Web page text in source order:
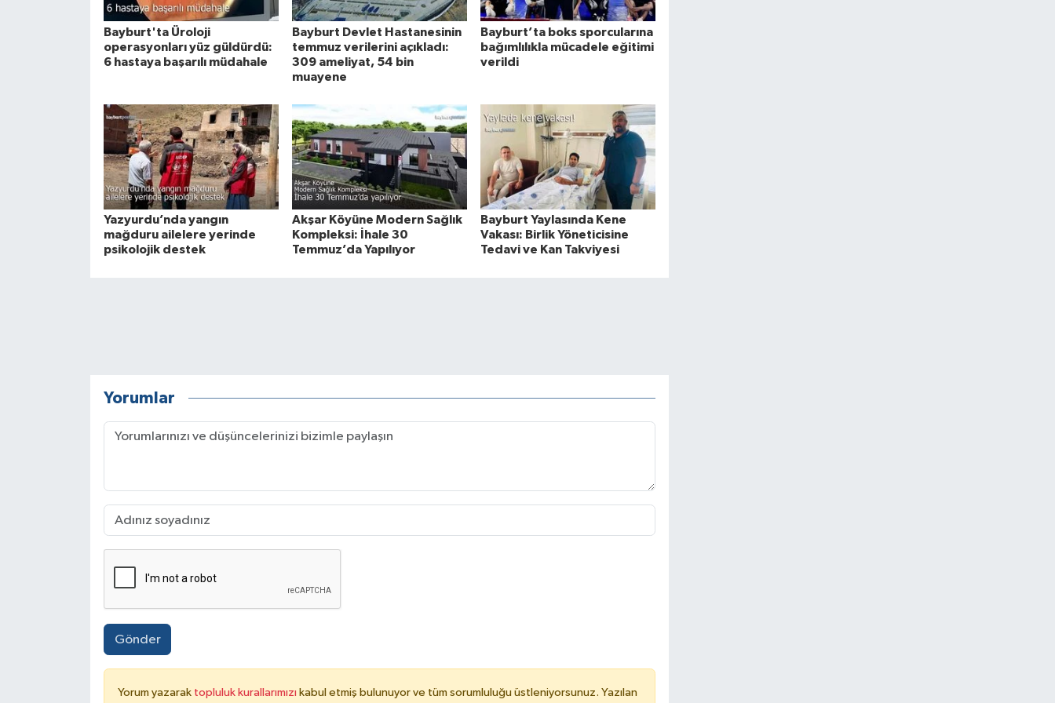
Bayburt'ta Üroloji
operasyonları yüz güldürdü:
6 hastaya başarılı müdahale
Bayburt Devlet Hastanesinin
temmuz verilerini açıkladı:
309 ameliyat, 54 bin
muayene
Bayburt’ta boks sporcularına
bağımlılıkla mücadele eğitimi
verildi
Yazyurdu’nda yangın
mağduru ailelere yerinde
psikolojik destek
Akşar Köyüne Modern Sağlık
Kompleksi: İhale 30
Temmuz’da Yapılıyor
Bayburt Yaylasında Kene
Vakası: Birlik Yöneticisine
Tedavi ve Kan Takviyesi
Yorumlar
Gönder
Yorum yazarak topluluk kurallarımızı kabul etmiş bulunuyor ve tüm sorumluluğu üstleniyorsunuz. Yazılan